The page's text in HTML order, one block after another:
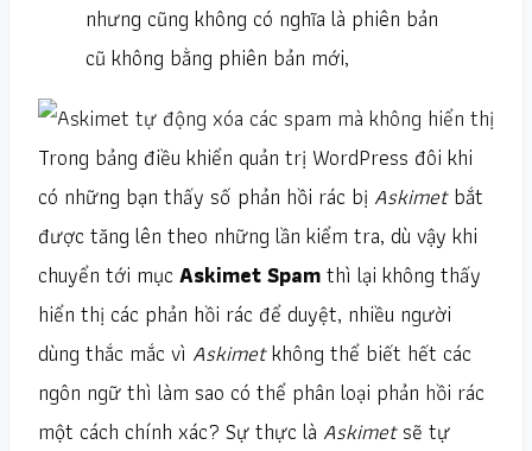
nhưng cũng không có nghĩa là phiên bản
cũ không bằng phiên bản mới,
Trong bảng điều khiển quản trị WordPress đôi khi
có những bạn thấy số phản hồi rác bị Askimetbắt
được tăng lên theo những lần kiểm tra, dù vậy khi
chuyển tới mục Askimet Spamthì lại không thấy
hiển thị các phản hồi rác để duyệt, nhiều người
dùng thắc mắc vì Askimetkhông thể biết hết các
ngôn ngữ thì làm sao có thể phân loại phản hồi rác
một cách chính xác? Sự thực là Askimetsẽ tự